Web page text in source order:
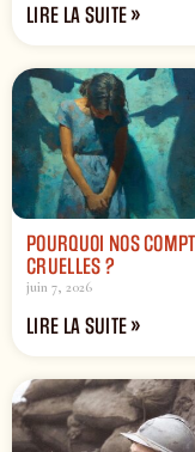
LIRE LA SUITE »
POURQUOI NOS
CRUELLES ?
juin 7, 2026
LIRE LA SUITE »